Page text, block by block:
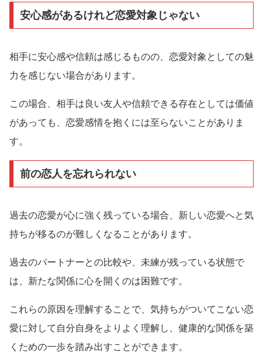
安心感があるけれど恋愛対象じゃない
相手に安心感や信頼は感じるものの、恋愛対象としての魅
力を感じない場合があります。
この場合、相手は良い友人や信頼できる存在としては価値
があっても、恋愛感情を抱くには至らないことがありま
す。
前の恋人を忘れられない
過去の恋愛が心に強く残っている場合、新しい恋愛へと気
持ちが移るのが難しくなることがあります。
過去のパートナーとの比較や、未練が残っている状態で
は、新たな関係に心を開くのは困難です。
これらの原因を理解することで、気持ちがついてこない恋
愛に対して自分自身をよりよく理解し、健康的な関係を築
くための一歩を踏み出すことができます。